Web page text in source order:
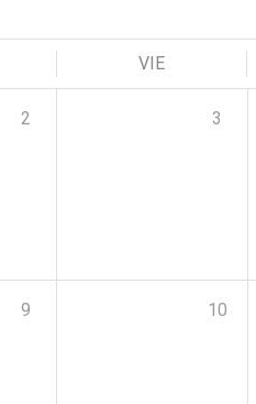
VIE
2 3
9 10